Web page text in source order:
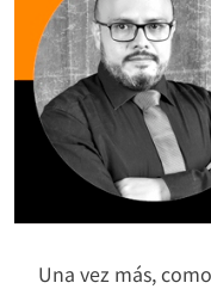
Una vez más,